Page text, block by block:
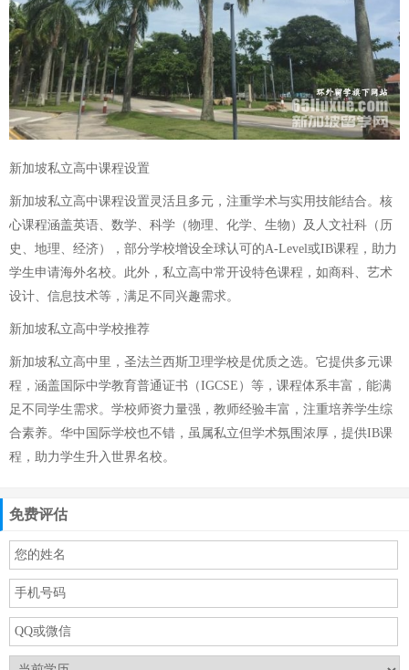
新加坡私立高中课程设置
新加坡私立高中课程设置灵活且多元，注重学术与实用技能结合。核
心课程涵盖英语、数学、科学（物理、化学、生物）及人文社科（历
史、地理、经济），部分学校增设全球认可的A-Level或IB课程，助力
学生申请海外名校。此外，私立高中常开设特色课程，如商科、艺术
设计、信息技术等，满足不同兴趣需求。
新加坡私立高中学校推荐
新加坡私立高中里，圣法兰西斯卫理学校是优质之选。它提供多元课
程，涵盖国际中学教育普通证书（IGCSE）等，课程体系丰富，能满
足不同学生需求。学校师资力量强，教师经验丰富，注重培养学生综
合素养。华中国际学校也不错，虽属私立但学术氛围浓厚，提供IB课
程，助力学生升入世界名校。
免费评估